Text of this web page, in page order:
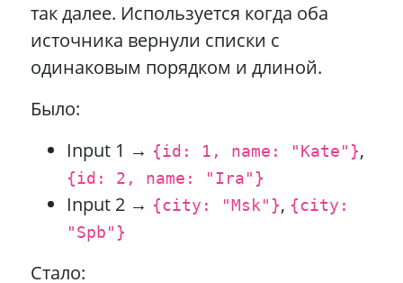
так далее. Используется когда оба
источника вернули списки с
одинаковым порядком и длиной.
Было:
Input 1 → {id: 1, name: "Kate"},
{id: 2, name: "Ira"}
Input 2 → {city: "Msk"}, {city:
"Spb"}
Стало: